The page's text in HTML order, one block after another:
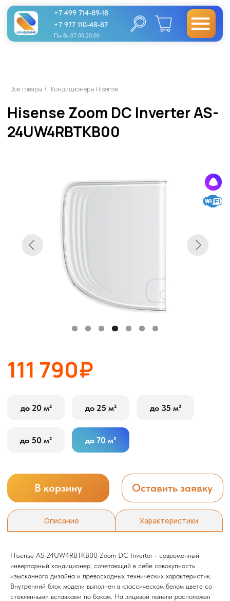
+7 499 714-89-18
+7 977 110-48-87
Пн-Вс 07:00-20:00
Все товары / Кондиционеры Hisense
Описание
24UW4RBTKB00
до 25 м²
111 790₽
Hisense AS-24UW4RBTKB00 Zoom DC Inverter - современный
инверторный кондиционер, сочетающий в себе совокупность
изысканного дизайна и превосходных технических характеристик.
Внутренний блок модели выполнен в классическом белом цвете со
стеклянными вставками по бокам. На лицевой панели расположен